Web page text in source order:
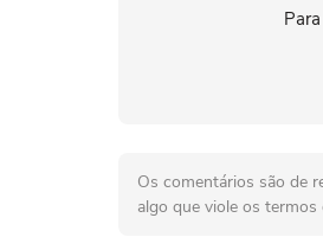
Os comentários são de
algo que viole os termos